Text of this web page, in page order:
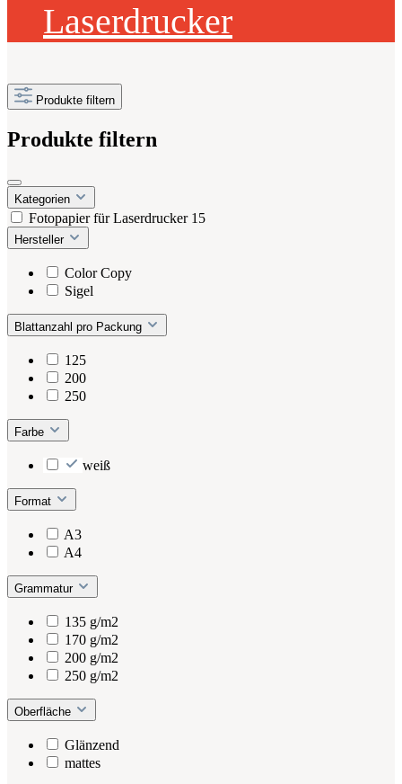
Laserdrucker
Produkte filtern
Produkte filtern
Kategorien
Fotopapier für Laserdrucker 15
Hersteller
Color Copy
Sigel
Blattanzahl pro Packung
125
200
250
Farbe
weiß
Format
A3
A4
Grammatur
135 g/m2
170 g/m2
200 g/m2
250 g/m2
Oberfläche
Glänzend
mattes